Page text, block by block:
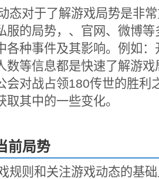
对于了解游戏局势是非常
服的局势，、官网、微博
各种事件及其影响。例如
数等信息都是快速了解游
会对战占领180传世的胜利
其中的一些变化。
前局势
则和关注游戏动态的基础